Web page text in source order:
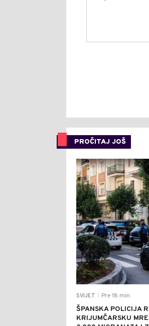
PROČITAJ JOŠ
SVIJET Pre 18 min
ŠPANSKA POLICIJA
KRIJUMČARSKU